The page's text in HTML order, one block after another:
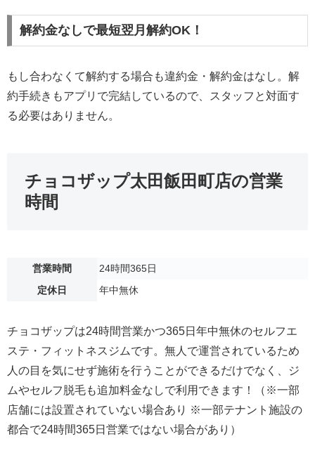
解約金なしで最短翌月解約OK！
もし合わなくて解約する場合も違約金・解約金はなし。解
約手続きもアプリで完結しているので、スタッフと対面す
る必要はありません。
チョコザップ太田飯田町店の営業
時間
営業時間
24時間365日
定休日
年中無休
チョコザップは24時間営業かつ365日年中無休のセルフエ
ステ・フィットネスジムです。無人で運営されているため
人の目を気にせず施術を行うことができるだけでなく、ジ
ムやセルフ脱毛も追加料金なしで利用できます！（※一部
店舗には設置されていない場合あり ※一部テナント施設の
都合で24時間365日営業ではない場合があり）